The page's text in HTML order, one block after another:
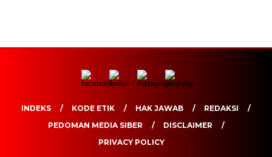
INDEKS KODE ETIK HAK JAWAB
REDAKSI
PEDOMAN MEDIA SIBER
DISCLAIMER
PRIVACY POLICY